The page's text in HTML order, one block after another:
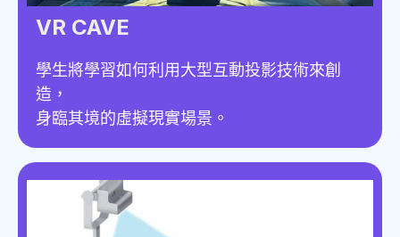
VR CAVE
學生將學習如何利用大型互動投影技術來創
造，
身臨其境的虛擬現實場景。